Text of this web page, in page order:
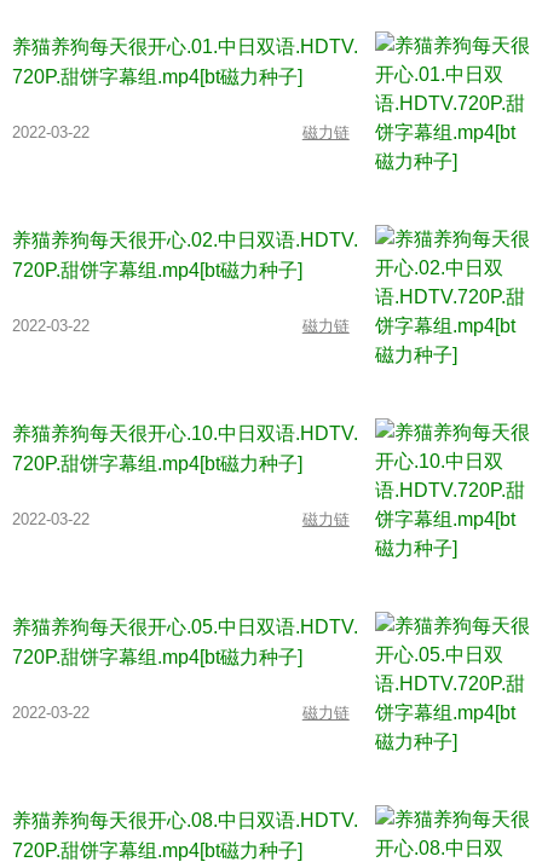
养猫养狗每天很开心.01.中日双语.HDTV.
720P.甜饼字幕组.mp4[bt磁力种子]
2022-03-22 磁力链
养猫养狗每天很开心.02.中日双语.HDTV.
720P.甜饼字幕组.mp4[bt磁力种子]
2022-03-22 磁力链
养猫养狗每天很开心.10.中日双语.HDTV.
720P.甜饼字幕组.mp4[bt磁力种子]
2022-03-22 磁力链
养猫养狗每天很开心.05.中日双语.HDTV.
720P.甜饼字幕组.mp4[bt磁力种子]
2022-03-22 磁力链
养猫养狗每天很开心.08.中日双语.HDTV.
720P.甜饼字幕组.mp4[bt磁力种子]